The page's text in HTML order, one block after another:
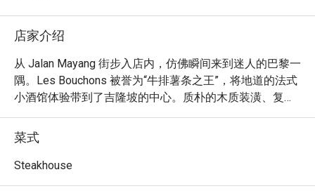
店家介绍
从 Jalan Mayang 街步入店内，仿佛瞬间来到迷人的巴黎一
隅。Les Bouchons 被誉为“牛排薯条之王”，将地道的法式
小酒馆体验带到了吉隆坡的中心。质朴的木质装潢、复古
的艺术品、昏黄柔和的水晶吊灯……空气中弥漫着轻声交
谈，氛围舒适而迷人。自 2023 年开业以来，这里迅速成
为寻觅经典法式风味与温馨雅致氛围的美食家们钟爱的目
的地。
菜式
Steakhouse